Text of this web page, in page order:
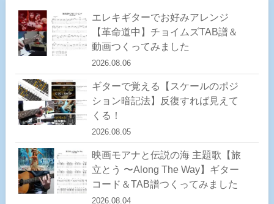
エレキギターでお好みアレンジ
【革命道中】チョイムズTAB譜＆
動画つくってみました
2026.08.06
ギターで覚える【スケールのポジ
ション暗記法】反復すれば見えて
くる！
2026.08.05
映画モアナと伝説の海 主題歌【旅
立とう 〜Along The Way】ギター
コード＆TAB譜つくってみました
2026.08.04